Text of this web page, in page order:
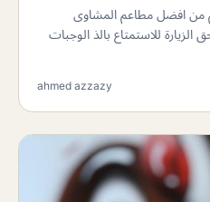
من افضل مطاعم المشاوى
للاستمتاع بالذ الوجبات
ahmed azzazy